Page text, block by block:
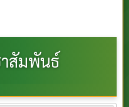
สัมพันธ์